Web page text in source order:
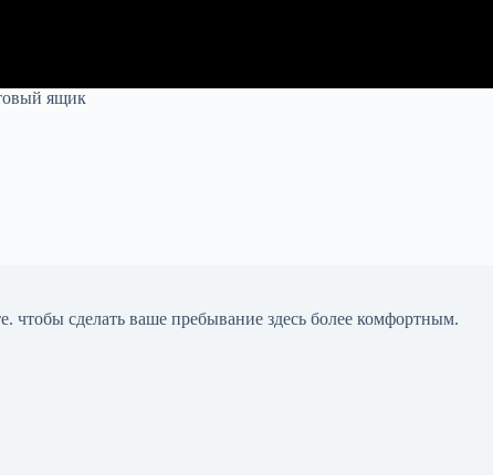
ящик
чтобы сделать ваше пребывание здесь более комфортным.